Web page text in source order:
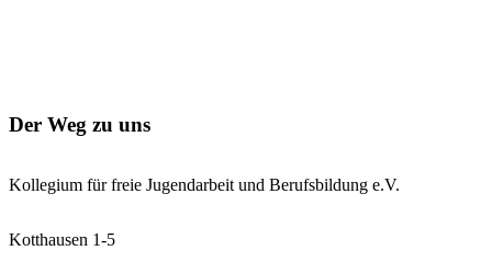
Der Weg zu uns
Kollegium für freie Jugendarbeit und Berufsbildung e.V.
Kotthausen 1-5